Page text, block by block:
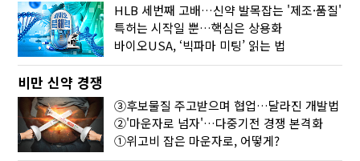
HLB 세번째 고배…신약 발목잡는 '제조·품질'
특허는 시작일 뿐…핵심은 상용화
바이오USA, ‘빅파마 미팅’ 읽는 법
비만 신약 경쟁
③후보물질 주고받으며 협업…달라진 개발법
②'마운자로 넘자'…다중기전 경쟁 본격화
①위고비 잡은 마운자로, 어떻게?